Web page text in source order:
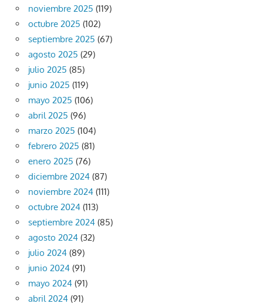
noviembre 2025 (119)
octubre 2025 (102)
septiembre 2025 (67)
agosto 2025 (29)
julio 2025 (85)
junio 2025 (119)
mayo 2025 (106)
abril 2025 (96)
marzo 2025 (104)
febrero 2025 (81)
enero 2025 (76)
diciembre 2024 (87)
noviembre 2024 (111)
octubre 2024 (113)
septiembre 2024 (85)
agosto 2024 (32)
julio 2024 (89)
junio 2024 (91)
mayo 2024 (91)
abril 2024 (91)